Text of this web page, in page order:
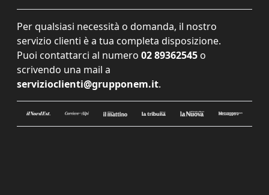
Per qualsiasi necessità o domanda, il nostro
servizio clienti è a tua completa disposizione.
Puoi contattarci al numero 02 89362545 o
scrivendo una mail a
servizioclienti@grupponem.it.